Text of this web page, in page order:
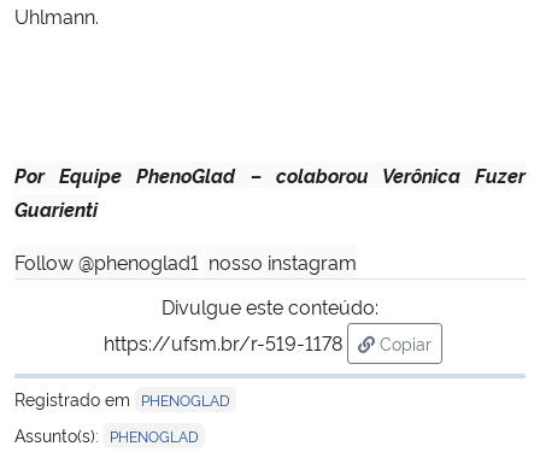
Uhlmann.
Por Equipe PhenoGlad – colaborou Verônica Fuzer
Guarienti
Follow @phenoglad1 nosso instagram
Divulgue este conteúdo:
https://ufsm.br/r-519-1178
Copiar
para área de
Registrado em
PHENOGLAD
Assunto(s): PHENOGLAD